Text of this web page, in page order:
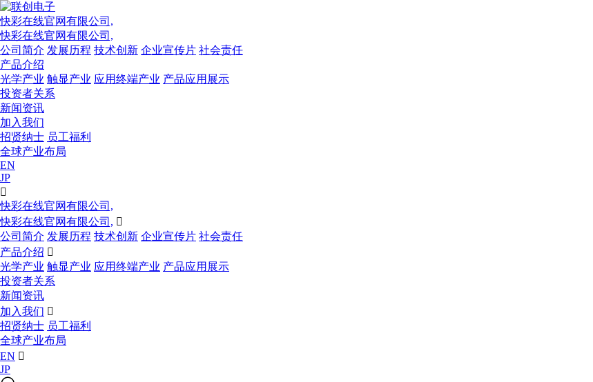
快彩在线官网有限公司,
快彩在线官网有限公司,
公司简介 发展历程 技术创新 企业宣传片 社会责任
产品介绍
光学产业 触显产业 应用终端产业 产品应用展示
投资者关系
新闻资讯
加入我们
招贤纳士 员工福利
全球产业布局
EN
JP

快彩在线官网有限公司,
快彩在线官网有限公司, 
公司简介 发展历程 技术创新 企业宣传片 社会责任
产品介绍 
光学产业 触显产业 应用终端产业 产品应用展示
投资者关系
新闻资讯
加入我们 
招贤纳士 员工福利
全球产业布局
EN 
JP